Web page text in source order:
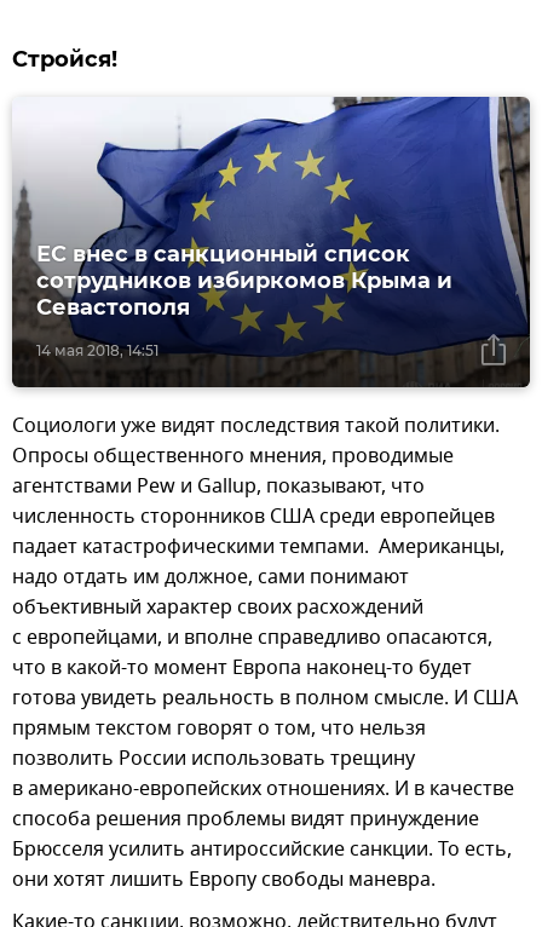
Стройся!
14 мая 2018, 14:51
ЕС внес в санкционный список
сотрудников избиркомов Крыма и
Севастополя
Социологи уже видят последствия такой политики.
Опросы общественного мнения, проводимые
агентствами Pew и Gallup, показывают, что
численность сторонников США среди европейцев
падает катастрофическими темпами. Американцы,
надо отдать им должное, сами понимают
объективный характер своих расхождений
с европейцами, и вполне справедливо опасаются,
что в какой-то момент Европа наконец-то будет
готова увидеть реальность в полном смысле. И США
прямым текстом говорят о том, что нельзя
позволить России использовать трещину
в американо-европейских отношениях. И в качестве
способа решения проблемы видят принуждение
Брюсселя усилить антироссийские санкции. То есть,
они хотят лишить Европу свободы маневра.